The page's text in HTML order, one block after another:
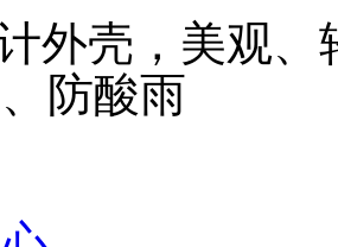
外壳，美观
防酸雨